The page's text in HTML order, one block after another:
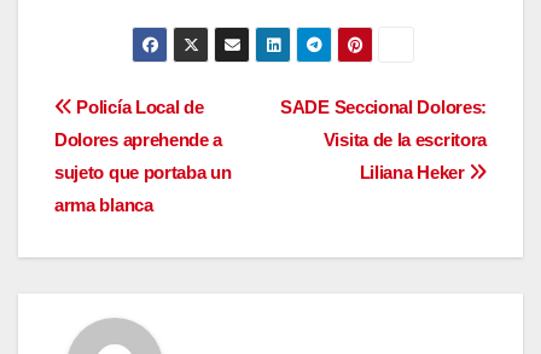
Navegación
de
entradas
SADE Seccional Dolores:
Visita de la escritora
Liliana Heker
Policía Local de
Dolores aprehende a
sujeto que portaba un
arma blanca